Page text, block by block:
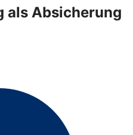
als Absicherung